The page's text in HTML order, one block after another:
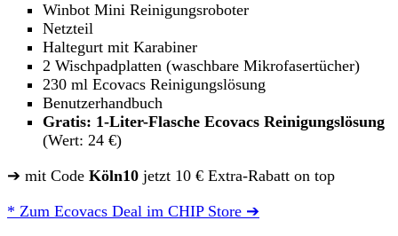
Winbot Mini Reinigungsroboter
Netzteil
Haltegurt mit Karabiner
2 Wischpadplatten (waschbare Mikrofasertücher)
230 ml Ecovacs Reinigungslösung
Benutzerhandbuch
Gratis: 1-Liter-Flasche Ecovacs Reinigungslösung
(Wert: 24 €)
➔ mit Code Köln10 jetzt 10 € Extra-Rabatt on top
* Zum Ecovacs Deal im CHIP Store ➔